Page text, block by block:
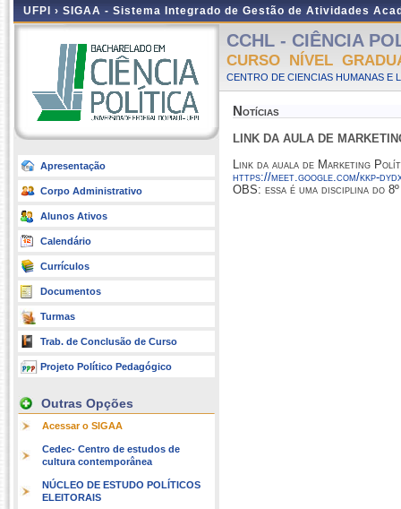
UFPI › SIGAA - Sistema Integrado de Gestão de Atividades
Apresentação
Corpo Administrativo
Alunos Ativos
Calendário
Currículos
Documentos
Turmas
Trab. de Conclusão de Curso
Projeto Político Pedagógico
Outras Opções
Acessar o SIGAA
Cedec- Centro de estudos de
cultura contemporânea
NÚCLEO DE ESTUDO POLÍTICOS
ELEITORAIS
CCHL - CIÊNCIA
CURSO NÍVEL
CENTRO DE CIENCIAS HUMANAS E
Notícias
LINK DA AULA DE
Link da auala de Marketing
https://meet.google.com/kkp-
OBS: essa é uma disciplina do